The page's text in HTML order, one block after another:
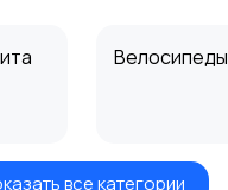
Велосипеды
все категории